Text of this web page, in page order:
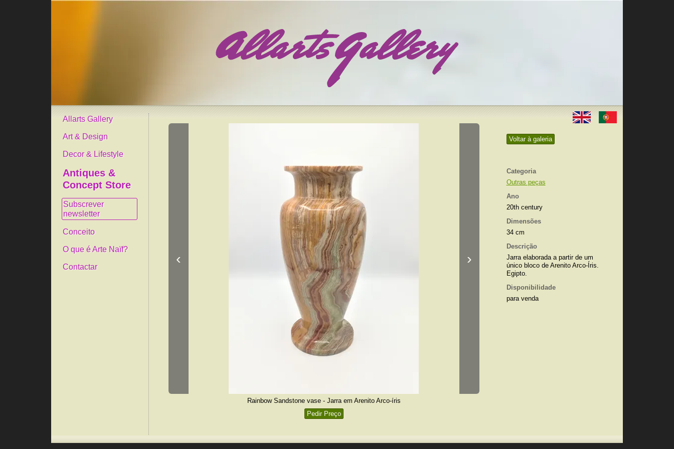
Allarts Gallery
Art & Design
Decor & Lifestyle
Antiques &
Concept Store
Subscrever
newsletter
Conceito
O que é Arte Naïf?
Contactar
Voltar à galeria
Categoria
Outras peças
Ano
20th century
Dimensões
34 cm
Descrição
Jarra elaborada a partir de um
único bloco de Arenito Arco-Íris.
Egipto.
Disponibilidade
para venda
‹ ›
Rainbow Sandstone vase - Jarra em Arenito Arco-íris
Pedir Preço